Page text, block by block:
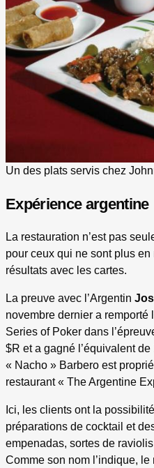
Un des plats servis chez
Expérience argentine
La restauration n’est pas
pour ceux qui ne sont plus
résultats avec les cartes.
La preuve avec l’Argentin
novembre dernier a
Series of Poker dans
$R et a gagné l’équivalent de
« Nacho » Barbero est
restaurant « The Argentine
Ici, les clients ont la
préparations de cocktail et
empenadas, sortes de
Comme son nom l’indique,